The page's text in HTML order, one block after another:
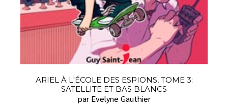
ARIEL À L'ÉCOLE DES ESPIONS, TOME 3:
SATELLITE ET BAS BLANCS
par Evelyne Gauthier